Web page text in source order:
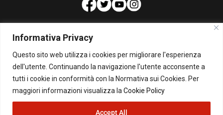
Informativa Privacy
Questo sito web utilizza i cookies per migliorare l'esperienza
dell'utente. Continuando la navigazione l'utente acconsente a
tutti i cookie in conformità con la Normativa sui Cookies. Per
maggiori informazioni visualizza la Cookie Policy
Accept All
PUBBLICITA'
Per la tua pubblicità su questo Blog:
pubblicita@beppegrillo.it
© Copyright 2026 - Il Blog di Beppe Grillo. All Rights Reserved - Powered by